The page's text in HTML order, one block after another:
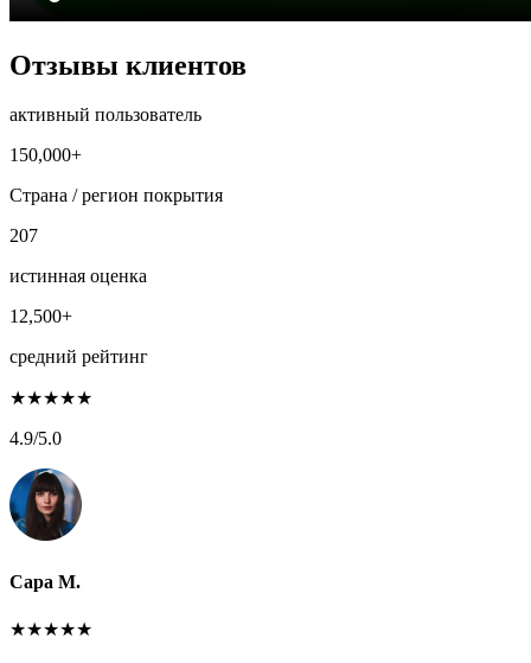
Отзывы клиентов
активный пользователь
150,000+
Страна / регион покрытия
207
истинная оценка
12,500+
средний рейтинг
★★★★★
4.9/5.0
Сара М.
★★★★★